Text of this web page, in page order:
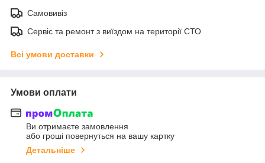
Самовивіз
Сервіс та ремонт з виїздом на території СТО
Всі умови доставки
Умови оплати
Ви отримаєте замовлення
або гроші повернуться на вашу картку
Детальніше